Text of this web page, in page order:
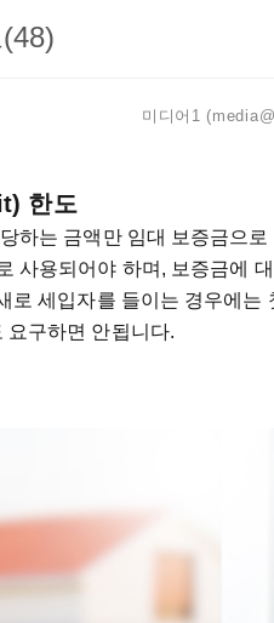
미디어1
한도
하는 금액만 임대 보증금으
사용되어야 하며, 보증금에
로 세입자를 들이는 경우에는
요구하면 안됩니다.